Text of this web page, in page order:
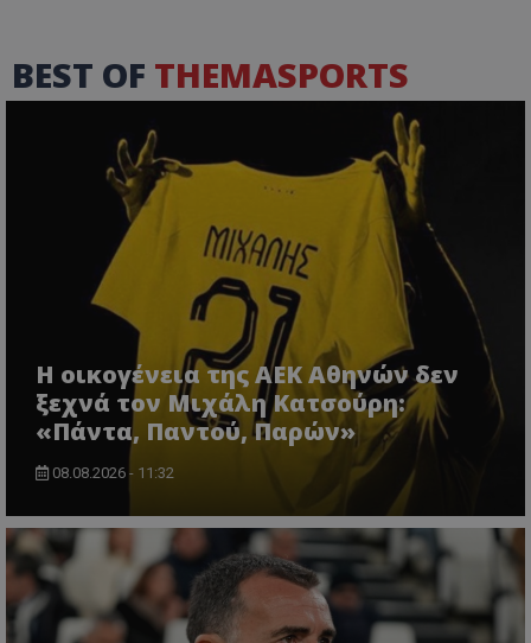
BEST OF THEMASPORTS
Η οικογένεια της ΑΕΚ Αθηνών δεν
ξεχνά τον Μιχάλη Κατσούρη:
«Πάντα, Παντού, Παρών»
08.08.2026 - 11:32